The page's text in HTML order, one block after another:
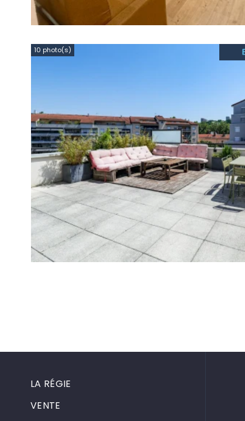
10 photo(s)
LA RÉGIE
VENTE